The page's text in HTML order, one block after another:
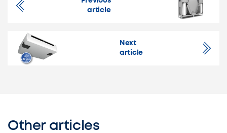
article
Next
article
Other articles